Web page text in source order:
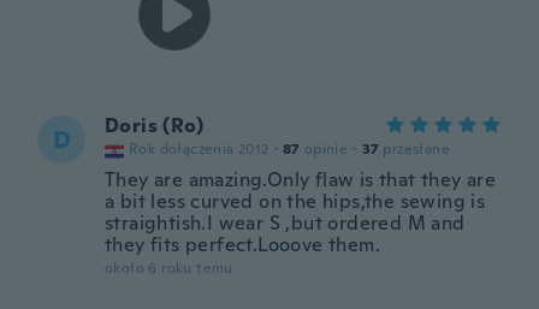
D Doris (Ro)
Rok dołączenia 2012 · 87 opinie · 37 przesłane
They are amazing.Only flaw is that they are
a bit less curved on the hips,the sewing is
straightish.I wear S ,but ordered M and
they fits perfect.Looove them.
około 6 roku temu